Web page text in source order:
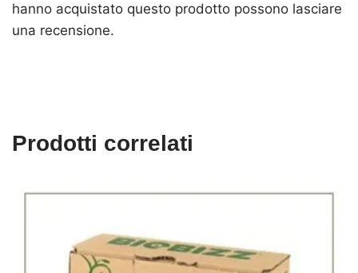
hanno acquistato questo prodotto possono lasciare
una recensione.
Prodotti correlati